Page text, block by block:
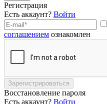
Регистрация
Есть аккаунт? Войти
соглашением ознакомлен
Зарегистрироваться
Восстановление пароля
Есть аккаунт? Войти